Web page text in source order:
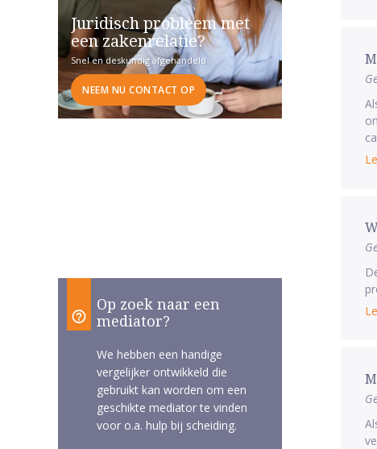
Juridisch probleem met
een zakenrelatie?
Snel en deskundig afgehandeld
NEEM NU CONTACT OP
Op zoek naar een
mediator?
We hebben een handige
vergelijker ontwikkeld die
gebruikt kan worden om een
geschikte mediator te vinden
voor o.a. hulp bij scheiding.